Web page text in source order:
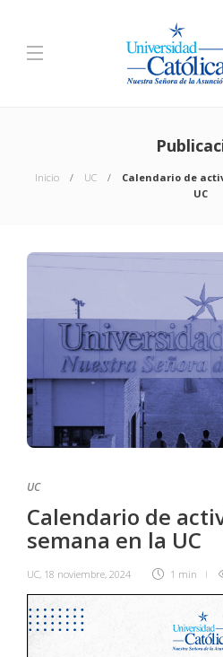
Inicio UC
Calendario de
UC
UC
Calendario de
semana en la UC
UC, 18 noviembre, 2024 1 min